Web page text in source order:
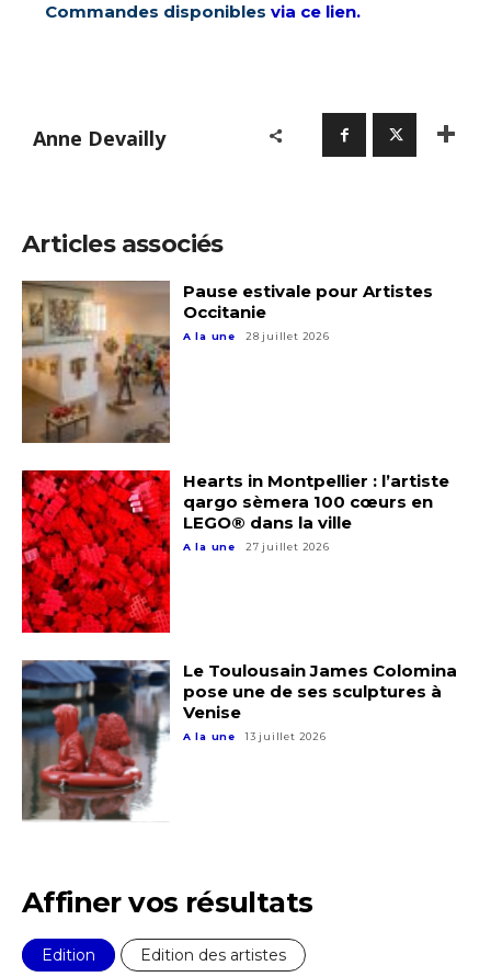
Nom
J'accepte lestermes et conditions
* Champ obligatoire
Statut / Organisation
J'accepte les termes et conditions
* Champ obligatoire
Commandes disponibles via ce lien.
Anne Devailly
Articles associés
Pause estivale pour Artistes
Occitanie
A la une 28 juillet 2026
Hearts in Montpellier : l’artiste
qargo sèmera 100 cœurs en
LEGO® dans la ville
A la une 27 juillet 2026
Le Toulousain James Colomina
pose une de ses sculptures à
Venise
A la une 13 juillet 2026
Affiner vos résultats
Edition Edition des artistes